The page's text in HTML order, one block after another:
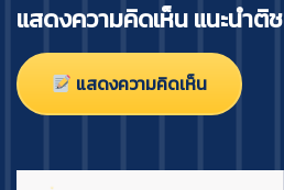
แสดงความคิดเห็น แนะนำติ
แสดงความคิดเห็น